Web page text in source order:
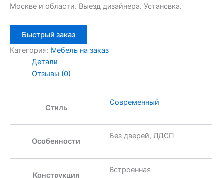
Москве и области. Выезд дизайнера. Установка.
Быстрый заказ
Категория: Мебель на заказ
Детали
Отзывы (0)
Стиль
Современный
Особенности
Без дверей, ЛДСП
Конструкция
Встроенная